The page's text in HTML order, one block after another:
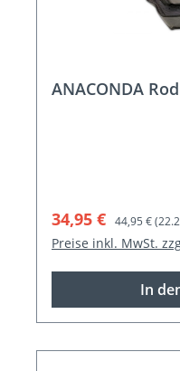
ANACONDA
Verkaufspreis:
34,95 € Regulärer
44,95 €
Preise inkl. MwSt.
In